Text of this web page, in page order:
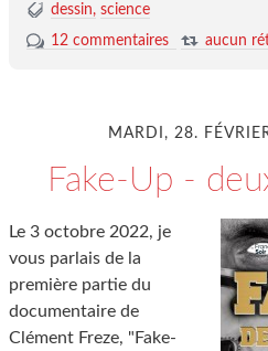
dessin science
12 commentaires
aucun
MARDI, 28.
Fake-Up -
Le 3 octobre 2022, je
vous parlais de la
première partie du
documentaire de
Clément Freze, "Fake-